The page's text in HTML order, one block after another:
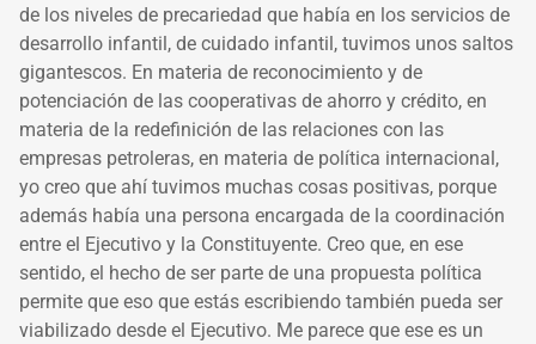
de los niveles de precariedad que había en los servicios de
desarrollo infantil, de cuidado infantil, tuvimos unos saltos
gigantescos. En materia de reconocimiento y de
potenciación de las cooperativas de ahorro y crédito, en
materia de la redefinición de las relaciones con las
empresas petroleras, en materia de política internacional,
yo creo que ahí tuvimos muchas cosas positivas, porque
además había una persona encargada de la coordinación
entre el Ejecutivo y la Constituyente. Creo que, en ese
sentido, el hecho de ser parte de una propuesta política
permite que eso que estás escribiendo también pueda ser
viabilizado desde el Ejecutivo. Me parece que ese es un